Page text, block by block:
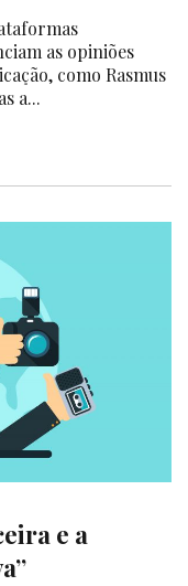
as opiniões
como Rasmus
a...
e a